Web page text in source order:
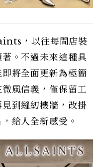
，以往每間店裝
。不過未來這種具
將全面更新為極簡
風信義，僅保留工
到縫紉機牆，改掛
給人全新感受。